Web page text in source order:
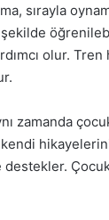
sırayla
olur.
zamanda